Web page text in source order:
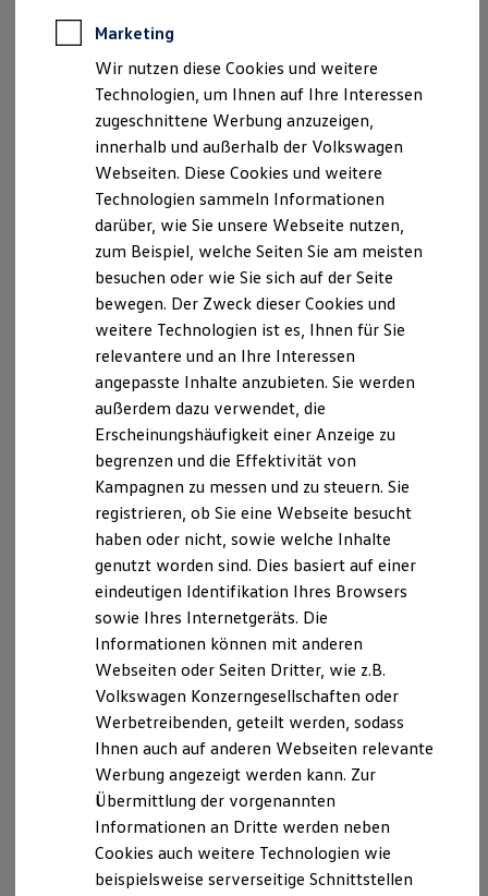
Elektromobilität
Elektroautos
Elektrofahrzeugkonzepte
ID. EVERY1
Reichweite
Reichweite der ID. Modelle
Reichweite im Winter
Rekuperation
Laden
Laden unterwegs
Laden Zuhause
Ladestationen finden
Ladezeitensimulator
Sicherheit
Garantie und Lebensdauer
Nachhaltigkeit
Kosten und Kauf
Verbrauchskosten
Kaufoptionen
E-Auto-Förderung
Software und Konnektivität
Die ID. Software 6
ID. Software Versionen und Updates
Digitale Extras
Schnittstellen zu Ihrem ID.
Hybridautos
Marke und Erlebnis
Volkswagen R und R Experience
R-Modelle
R Experience
Driving Experience
Werkbesichtigung
Factory visit
Lifestyle Shop
Golf Kollektion
ID. Kollektion
Volkswagen Kollektion
GTI Kollektion
Fußball Drop
Beheizbares Multifunktions-Sportlenkrad
Schwarz in Leder – mit Schaltwippen
Sitzmittelbahnen der Vordersitze und äußeren
Rücksitzplätze in Leder „Puglia“ gelocht
Sitzkomfortpaket Lederu. a. mit:
Komforteinstieg und verschiebbarer
Oberschenkelauflage, ergoActive-Plus-Sitze
vorne – mit Massage- und Memoryfunktion
Sitzmittelbahnen der Vordersitze und äußeren
Rücksitzplätze in Leder „Varenna“ gelocht
Interieurpaketu. a. mit:
Sport-Komfortsitze vorne mit Sitzmittelbahnen
in „ArtVelours“ – mit Massagefunktion und
Klimatisierung
Ambientebeleuchtung in 30 Farben
Beheizbares Multifunktionslenkrad in Leder – mit
Schaltwippen
Verschiebbare Mittelarmlehne hinten – mit
Becherhaltern und Ablagemöglichkeit für Handy
und Tablet
„Black Style“-Paket u. a. mit:
18-Zoll-Leichtmetallräder „York“ in Schwarz
Glänzende Dachreling, Fensterrahmen,
Schwellerbeplankung und Spiegelkappen in
Schwarz
Marketing
Wir nutzen diese Cookies und weitere
Technologien, um Ihnen auf Ihre Interessen
zugeschnittene Werbung anzuzeigen,
innerhalb und außerhalb der Volkswagen
Webseiten. Diese Cookies und weitere
Technologien sammeln Informationen
darüber, wie Sie unsere Webseite nutzen,
zum Beispiel, welche Seiten Sie am meisten
besuchen oder wie Sie sich auf der Seite
bewegen. Der Zweck dieser Cookies und
weitere Technologien ist es, Ihnen für Sie
relevantere und an Ihre Interessen
angepasste Inhalte anzubieten. Sie werden
außerdem dazu verwendet, die
Erscheinungshäufigkeit einer Anzeige zu
begrenzen und die Effektivität von
Kampagnen zu messen und zu steuern. Sie
registrieren, ob Sie eine Webseite besucht
haben oder nicht, sowie welche Inhalte
genutzt worden sind. Dies basiert auf einer
eindeutigen Identifikation Ihres Browsers
sowie Ihres Internetgeräts. Die
Informationen können mit anderen
Webseiten oder Seiten Dritter, wie z.B.
Volkswagen Konzerngesellschaften oder
Werbetreibenden, geteilt werden, sodass
Ihnen auch auf anderen Webseiten relevante
Werbung angezeigt werden kann. Zur
Übermittlung der vorgenannten
Informationen an Dritte werden neben
Cookies auch weitere Technologien wie
beispielsweise serverseitige Schnittstellen